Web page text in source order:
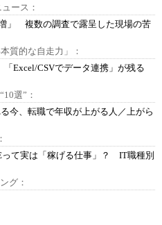
ース：
」 複数の調査で露呈した現場の苦
質的な自走力」：
「Excel/CSVでデータ連携」が残る
選”：
今、転職で年収が上がる人／上がら
って実は「稼げる仕事」？ IT職種別
グ：